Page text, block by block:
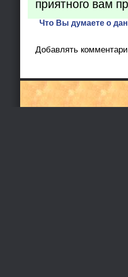
приятного вам
Что Вы думаете о
Добавлять